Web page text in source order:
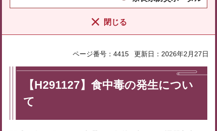
閉じる
ページ番号：4415 更新日：2026年2月27日
【H291127】食中毒の発生につい
て